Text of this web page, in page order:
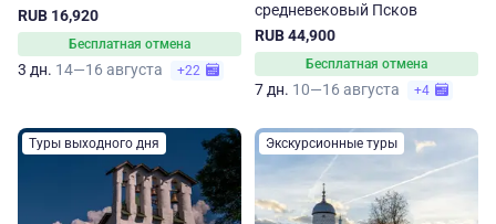
RUB 16,920
Бесплатная отмена
3 дн. 14—16 августа +22
средневековый Псков
RUB 44,900
Бесплатная отмена
7 дн. 10—16 августа +4
Туры выходного дня Экскурсионные туры